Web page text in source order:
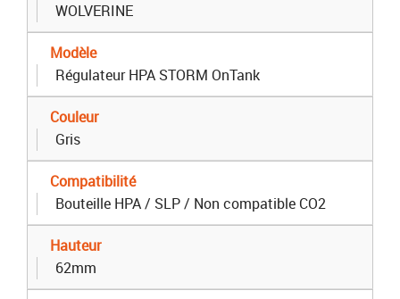
WOLVERINE
Modèle
Régulateur HPA STORM OnTank
Couleur
Gris
Compatibilité
Bouteille HPA / SLP / Non compatible CO2
Hauteur
62mm